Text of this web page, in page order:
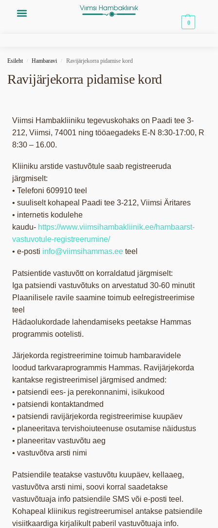
0
Esileht / Hambaravi / Ravijärjekorra pidamise kord
Ravijärjekorra pidamise kord
Viimsi Hambakliiniku tegevuskohaks on Paadi tee 3-
212, Viimsi, 74001 ning tööaegadeks E-N 8:30-17:00, R
8:30 – 16.00.
Kliiniku arstide vastuvõtule saab registreeruda
järgmiselt:
• Telefoni 609910 teel
• suuliselt kohapeal Paadi tee 3-212, Viimsi Äritares
• internetis kodulehe
kaudu- https://www.viimsihambakliinik.ee/hambaarst-
vastuvotule-registreerumine/
• e-posti info@viimsihammas.ee teel
Patsientide vastuvõtt on korraldatud järgmiselt:
Iga patsiendi vastuvõtuks on arvestatud 30-60 minutit
Plaanilisele ravile saamine toimub eelregistreerimise
teel
Hädaolukordade lahendamiseks peetakse Hammas
programmis ootelisti.
Järjekorda registreerimine toimub hambaravidele
loodud tarkvaraprogrammis Hammas. Ravijärjekorda
kantakse registreerimisel järgmised andmed:
• patsiendi ees- ja perekonnanimi, isikukood
• patsiendi kontaktandmed
• patsiendi ravijärjekorda registreerimise kuupäev
• planeeritava tervishoiuteenuse osutamise näidustus
• planeeritav vastuvõtu aeg
• vastuvõtva arsti nimi
Patsiendile teatakse vastuvõtu kuupäev, kellaaeg,
vastuvõtva arsti nimi, soovi korral saadetakse
vastuvõtuaja info patsiendile SMS või e-posti teel.
Kohapeal kliinikus registreerumisel antakse patsiendile
visiitkaardiga kirjalikult paberil vastuvõtuaja info.